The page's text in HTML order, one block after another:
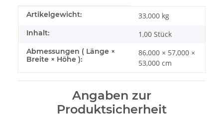
Produkteigenschaft
Wert
Artikelgewicht: 33,000 kg
Inhalt: 1,00 Stück
Abmessungen ( Länge ×
Breite × Höhe ):
86,000 × 57,000 ×
53,000 cm
Angaben zur
Produktsicherheit